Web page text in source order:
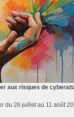
aux risques de
du 26 juillet au 11 août